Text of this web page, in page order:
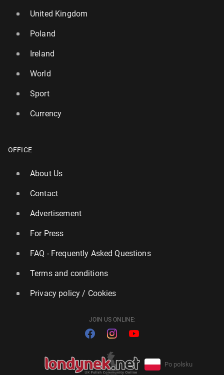
United Kingdom
Poland
Ireland
World
Sport
Currency
OFFICE
About Us
Contact
Advertisement
For Press
FAQ - Frequently Asked Questions
Terms and conditions
Privacy policy / Cookies
JOIN US ONLINE:
Po polsku